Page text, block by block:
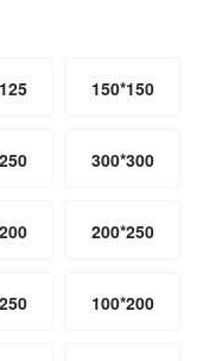
150*150
300*300
200*250
100*200